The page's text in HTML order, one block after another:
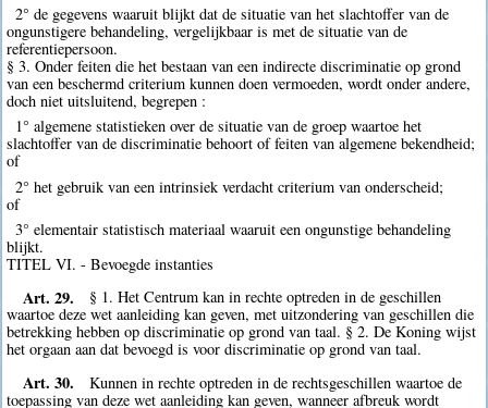
2° de gegevens waaruit blijkt dat de situatie van het slachtoffer van de
ongunstigere behandeling, vergelijkbaar is met de situatie van de
referentiepersoon.
§ 3. Onder feiten die het bestaan van een indirecte discriminatie op grond
van een beschermd criterium kunnen doen vermoeden, wordt onder andere,
doch niet uitsluitend, begrepen :
1° algemene statistieken over de situatie van de groep waartoe het
slachtoffer van de discriminatie behoort of feiten van algemene bekendheid;
of
2° het gebruik van een intrinsiek verdacht criterium van onderscheid;
of
3° elementair statistisch materiaal waaruit een ongunstige behandeling
blijkt.
TITEL VI. - Bevoegde instanties
Art. 29.
§ 1. Het Centrum kan in rechte optreden in de geschillen
waartoe deze wet aanleiding kan geven, met uitzondering van geschillen die
betrekking hebben op discriminatie op grond van taal. § 2. De Koning wijst
het orgaan aan dat bevoegd is voor discriminatie op grond van taal.
Art. 30.
Kunnen in rechte optreden in de rechtsgeschillen waartoe de
toepassing van deze wet aanleiding kan geven, wanneer afbreuk wordt